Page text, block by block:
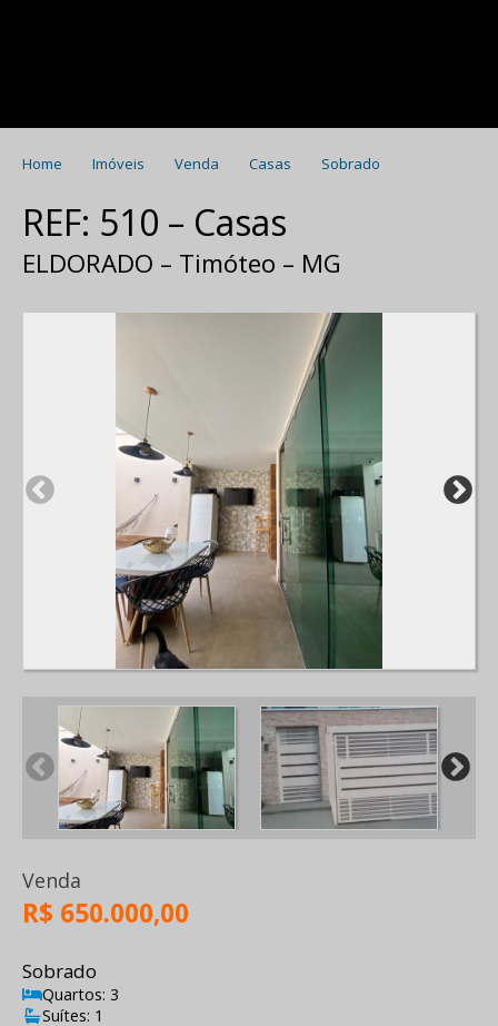
Home Imóveis Venda Casas Sobrado
REF: 510 – Casas
ELDORADO – Timóteo – MG
Venda
R$ 650.000,00
Sobrado
Quartos: 3
Suítes: 1